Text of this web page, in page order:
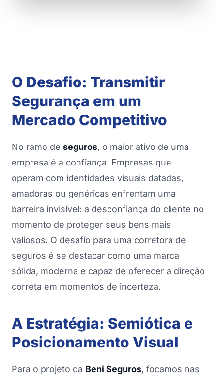
O Desafio: Transmitir
Segurança em um
Mercado Competitivo
No ramo de seguros, o maior ativo de uma
empresa é a confiança. Empresas que
operam com identidades visuais datadas,
amadoras ou genéricas enfrentam uma
barreira invisível: a desconfiança do cliente no
momento de proteger seus bens mais
valiosos. O desafio para uma corretora de
seguros é se destacar como uma marca
sólida, moderna e capaz de oferecer a direção
correta em momentos de incerteza.
A Estratégia: Semiótica e
Posicionamento Visual
Para o projeto da Beni Seguros, focamos nas